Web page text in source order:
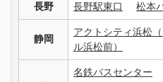
長野 長野駅東口 松本
静岡
アクトシティ浜松
ル浜松前）
名鉄バスセンター